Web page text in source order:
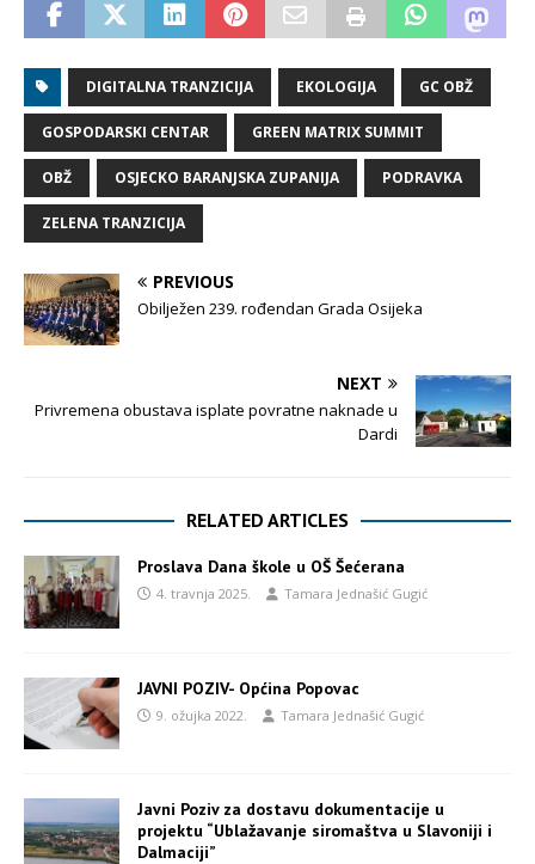
DIGITALNA TRANZICIJA EKOLOGIJA GC OBŽ
GOSPODARSKI CENTAR GREEN MATRIX SUMMIT
OBŽ OSJECKO BARANJSKA ZUPANIJA PODRAVKA
ZELENA TRANZICIJA
PREVIOUS
Obilježen 239. rođendan Grada Osijeka
NEXT
Privremena obustava isplate povratne naknade u
Dardi
RELATED ARTICLES
Proslava Dana škole u OŠ Šećerana
4. travnja 2025. Tamara Jednašić Gugić
JAVNI POZIV- Općina Popovac
9. ožujka 2022. Tamara Jednašić Gugić
Javni Poziv za dostavu dokumentacije u
projektu “Ublažavanje siromaštva u Slavoniji i
Dalmaciji”